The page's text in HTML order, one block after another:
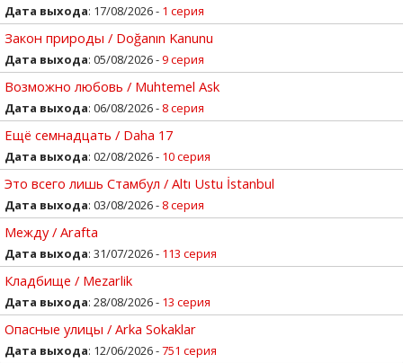
Дата выхода: 17/08/2026 - 1 серия
Закон природы / Doğanın Kanunu
Дата выхода: 05/08/2026 -9 серия
Возможно любовь / Muhtemel Ask
Дата выхода: 06/08/2026 - 8 серия
Ещё семнадцать / Daha 17
Дата выхода: 02/08/2026 - 10 серия
Это всего лишь Стамбул / Altı Ustu İstanbul
Дата выхода: 03/08/2026 - 8 серия
Между / Arafta
Дата выхода: 31/07/2026 - 113 серия
Кладбище / Mezarlik
Дата выхода: 28/08/2026 - 13 серия
Опасные улицы / Arka Sokaklar
Дата выхода: 12/06/2026 -751 серия